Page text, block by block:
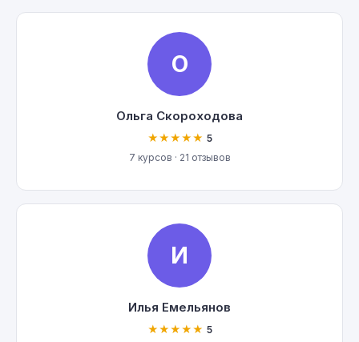
О
Ольга Скороходова
★★★★★ 5
7 курсов · 21 отзывов
И
Илья Емельянов
★★★★★ 5